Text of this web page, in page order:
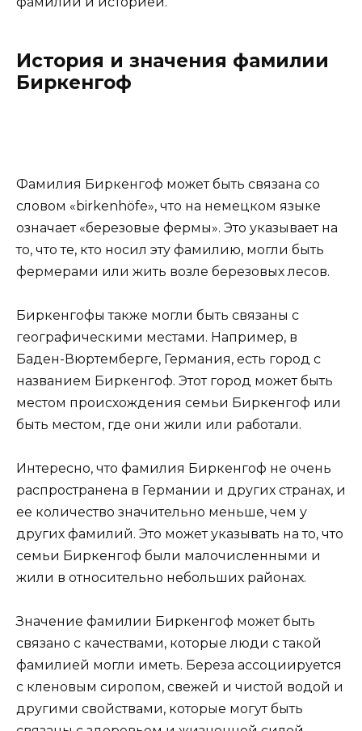
История и значения фамилии
Биркенгоф
Фамилия Биркенгоф может быть связана со
словом «birkenhöfe», что на немецком языке
означает «березовые фермы». Это указывает на
то, что те, кто носил эту фамилию, могли быть
фермерами или жить возле березовых лесов.
Биркенгофы также могли быть связаны с
географическими местами. Например, в
Баден-Вюртемберге, Германия, есть город с
названием Биркенгоф. Этот город может быть
местом происхождения семьи Биркенгоф или
быть местом, где они жили или работали.
Интересно, что фамилия Биркенгоф не очень
распространена в Германии и других странах, и
ее количество значительно меньше, чем у
других фамилий. Это может указывать на то, что
семьи Биркенгоф были малочисленными и
жили в относительно небольших районах.
Значение фамилии Биркенгоф может быть
связано с качествами, которые люди с такой
фамилией могли иметь. Береза ассоциируется
с кленовым сиропом, свежей и чистой водой и
другими свойствами, которые могут быть